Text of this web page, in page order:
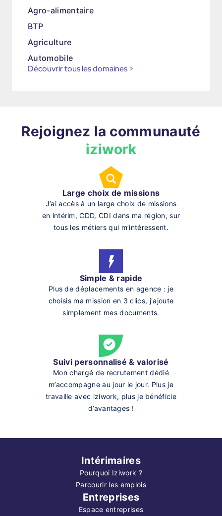
Agro-alimentaire
BTP
Agriculture
Automobile
Découvrir tous les domaines >
Rejoignez la communauté
iziwork
Large choix de missions
J’ai accès à un large choix de missions
en intérim, CDD, CDI dans ma région, sur
tous les métiers qui m’intéressent.
Simple & rapide
Plus de déplacements en agence : je
choisis ma mission en 3 clics, j'ajoute
simplement mes documents.
Suivi personnalisé & valorisé
Mon chargé de recrutement dédié
m’accompagne au jour le jour. Plus je
travaille avec iziwork, plus je bénéficie
d’avantages !
Intérimaires
Pourquoi Iziwork ?
Parcourir les emplois
Entreprises
Espace entreprises